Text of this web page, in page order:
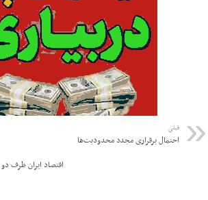
قبلی
احتمال برقراری مجدد محدودیت‌ها